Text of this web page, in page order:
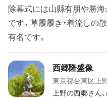
除幕式には山縣有朋や勝
です。草履履き・着流しの
有名です。
西郷隆盛像
東京都台東区上
上野の西郷さん